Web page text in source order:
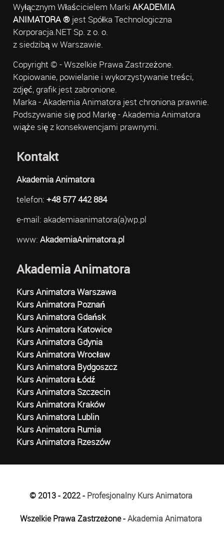
Wyłącznym Właścicielem Marki AKADEMIA
ANIMATORA ®jest Spółka Technologiczna
Korporacja.NET Sp. z o. o.
z siedzibą w Warszawie.
Copyright © - Wszelkie Prawa Zastrzeżone.
Kopiowanie, powielanie i wykorzystywanie treści,
zdjęć, grafik jest zabronione.
Marka - Akademia Animatora jest chroniona prawnie.
Podszywanie się pod Markę - Akademia Animatora
wiąże się z konsekwencjami prawnymi.
Kontakt
Akademia Animatora
telefon: +48 577 442 884
e-mail: akademiaanimatora(a)wp.pl
www: AkademiaAnimatora.pl
Akademia Animatora
Kurs Animatora Warszawa
Kurs Animatora Poznań
Kurs Animatora Gdańsk
Kurs Animatora Katowice
Kurs Animatora Gdynia
Kurs Animatora Wrocław
Kurs Animatora Bydgoszcz
Kurs Animatora Łódź
Kurs Animatora Szczecin
Kurs Animatora Kraków
Kurs Animatora Lublin
Kurs Animatora Rumia
Kurs Animatora Rzeszów
© 2013 - 2022 - Profesjonalny Kurs Animatora
Wszelkie Prawa Zastrzeżone -Akademia Animatora